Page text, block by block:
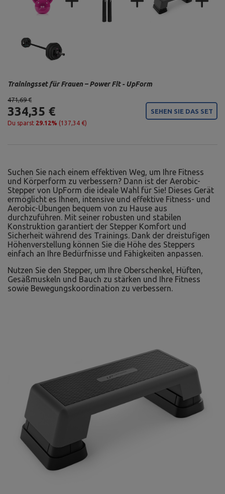
471,69 €
334,35 €
Du sparst 29.12% (137,34 €)
SEHEN SIE DAS SET
Trainingsset für Frauen – Power Fit - UpForm
Suchen Sie nach einem effektiven Weg, um Ihre Fitness
und Körperform zu verbessern? Dann ist der Aerobic-
Stepper von UpForm die ideale Wahl für Sie! Dieses Gerät
ermöglicht es Ihnen, intensive und effektive Fitness- und
Aerobic-Übungen bequem von zu Hause aus
durchzuführen. Mit seiner robusten und stabilen
Konstruktion garantiert der Stepper Komfort und
Sicherheit während des Trainings. Dank der dreistufigen
Höhenverstellung können Sie die Höhe des Steppers
einfach an Ihre Bedürfnisse und Fähigkeiten anpassen.
Nutzen Sie den Stepper, um Ihre Oberschenkel, Hüften,
Gesäßmuskeln und Bauch zu stärken und Ihre Fitness
sowie Bewegungskoordination zu verbessern.